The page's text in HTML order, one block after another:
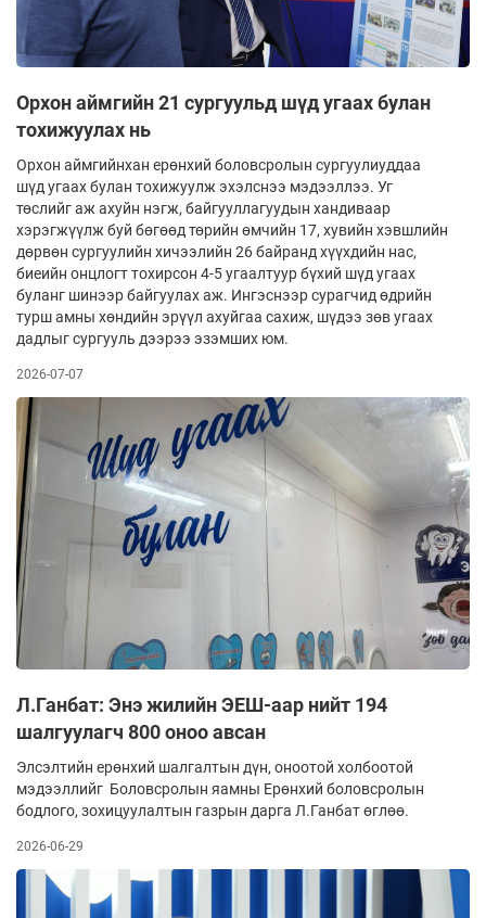
Орхон аймгийн 21 сургуульд шүд угаах булан
тохижуулах нь
Орхон аймгийнхан ерөнхий боловсролын сургуулиуддаа
шүд угаах булан тохижуулж эхэлснээ мэдээллээ. Уг
төслийг аж ахуйн нэгж, байгууллагуудын хандиваар
хэрэгжүүлж буй бөгөөд төрийн өмчийн 17, хувийн хэвшлийн
дөрвөн сургуулийн хичээлийн 26 байранд хүүхдийн нас,
биеийн онцлогт тохирсон 4-5 угаалтуур бүхий шүд угаах
буланг шинээр байгуулах аж. Ингэснээр сурагчид өдрийн
турш амны хөндийн эрүүл ахуйгаа сахиж, шүдээ зөв угаах
дадлыг сургууль дээрээ эзэмших юм.
2026-07-07
Л.Ганбат: Энэ жилийн ЭЕШ-аар нийт 194
шалгуулагч 800 оноо авсан
Элсэлтийн ерөнхий шалгалтын дүн, оноотой холбоотой
мэдээллийг Боловсролын яамны Ерөнхий боловсролын
бодлого, зохицуулалтын газрын дарга Л.Ганбат өглөө.
2026-06-29